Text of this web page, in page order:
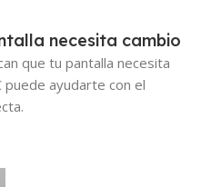
necesita cambio
que tu pantalla necesita
puede ayudarte con el